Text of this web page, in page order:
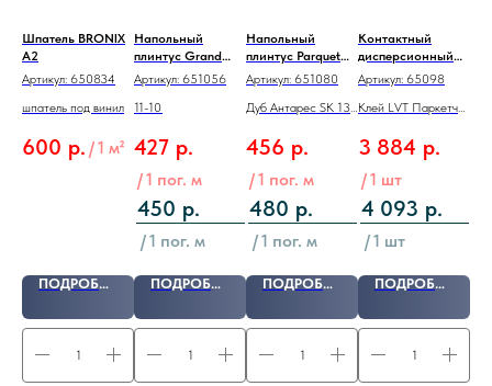
Шпатель BRONIX
A2
Артикул: 650834
шпатель под винил
600 р. /1 м²
ПОДРОБНЕЕ
Напольный
плинтус Grand
Sequoia 11-10
Макадамия
2200х80х11 мм
Артикул: 651056
11-10
427 р.
/1 пог. м
450 р.
/1 пог. м
ПОДРОБНЕЕ
Напольный
плинтус Parquet
Light Дуб Антарес
SK 13-19
2200х80х12,5 мм
Артикул: 651080
Дуб Антарес SK 13-
456 р.
/1 пог. м
480 р.
/1 пог. м
ПОДРОБНЕЕ
Контактный
дисперсионный
клей для SPC, LVT
Паркетчик PRO
6кг
Артикул: 65098
Клей LVT Паркетчик
3 884 р.
/1 шт
4 093 р.
/1 шт
ПОДРОБНЕЕ